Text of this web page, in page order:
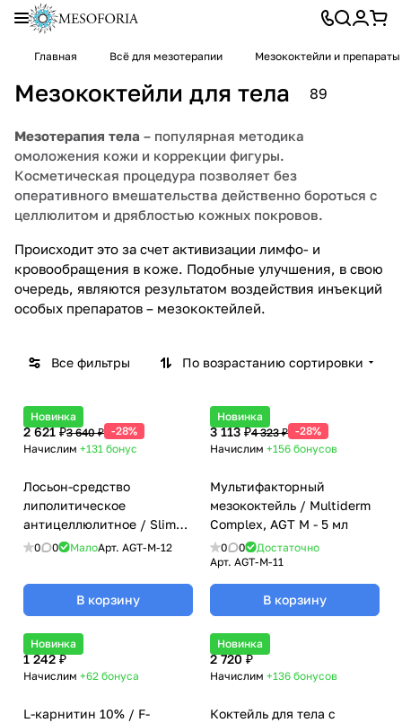
Главная Всё для мезотерапии Мезококтейли и
Мезококтейли для тела 89
Мезотерапия тела – популярная методика
омоложения кожи и коррекции фигуры.
Косметическая процедура позволяет без
оперативного вмешательства действенно бороться с
целлюлитом и дряблостью кожных покровов.
Происходит это за счет активизации лимфо- и
кровообращения в коже. Подобные улучшения, в свою
очередь, являются результатом воздействия инъекций
особых препаратов – мезококтейлей.
Все фильтры По возрастанию сортировки
Новинка
2 621 ₽3 640 ₽ -28%
Начислим +131 бонус
Лосьон-средство
липолитическое
антицеллюлитное / Slim
System Step 1, AGT M - 10
0 0 МалоАрт. AGT-M-12
В корзину
Новинка
3 113 ₽4 323 ₽ -28%
Начислим +156 бонусов
Мультифакторный
мезококтейль / Multiderm
Complex, AGT M - 5 мл
0 0
Достаточно
Арт. AGT-M-11
В корзину
Новинка
1 242 ₽
Начислим +62 бонуса
L-карнитин 10% / F-
Новинка
2 720 ₽
Начислим +136 бонусов
Коктейль для тела с